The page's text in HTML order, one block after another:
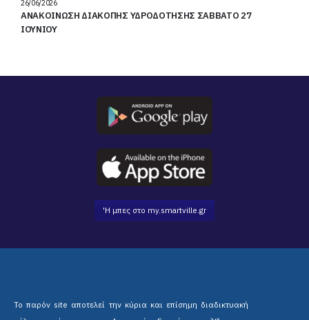
ΙΟΥΝΙΟΥ
'Η μπες στο my.smartville.gr